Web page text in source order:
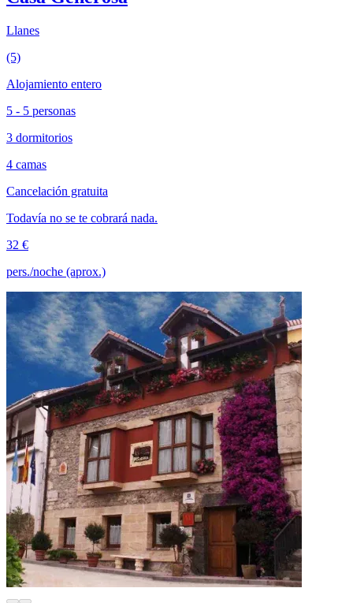
Llanes
(5)
Alojamiento entero
5 - 5 personas
3 dormitorios
4 camas
Cancelación gratuita
Todavía no se te cobrará nada.
32 €
pers./noche (aprox.)